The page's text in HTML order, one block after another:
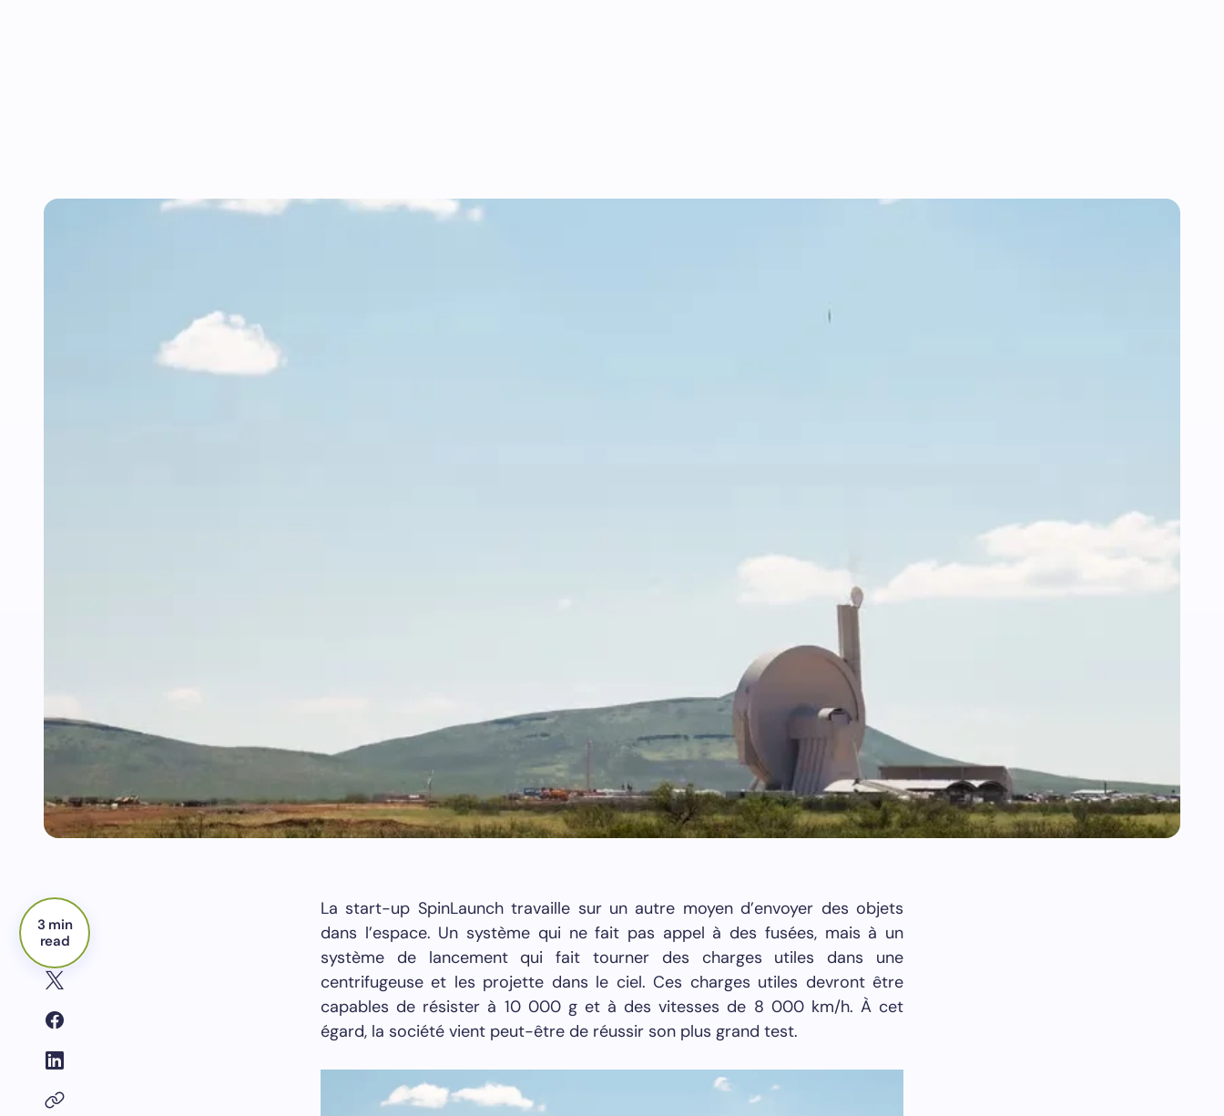
3 min
read
La start-up SpinLaunch travaille sur un autre moyen d’envoyer des objets
dans l’espace. Un système qui ne fait pas appel à des fusées, mais à un
système de lancement qui fait tourner des charges utiles dans une
centrifugeuse et les projette dans le ciel. Ces charges utiles devront être
capables de résister à 10 000 g et à des vitesses de 8 000 km/h. À cet
égard, la société vient peut-être de réussir son plus grand test.